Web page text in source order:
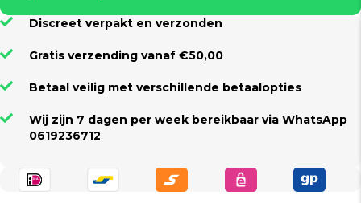
Discreet verpakt en verzonden
Gratis verzending vanaf €50,00
Betaal veilig met verschillende betaalopties
Wij zijn 7 dagen per week bereikbaar via WhatsApp
0619236712